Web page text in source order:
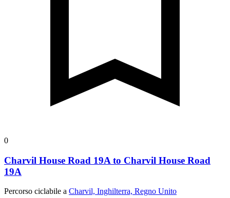
0
Charvil House Road 19A to Charvil House Road
19A
Percorso ciclabile a Charvil, Inghilterra, Regno Unito